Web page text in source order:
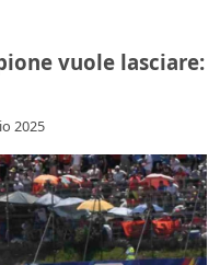
vuole lasciare:
2025